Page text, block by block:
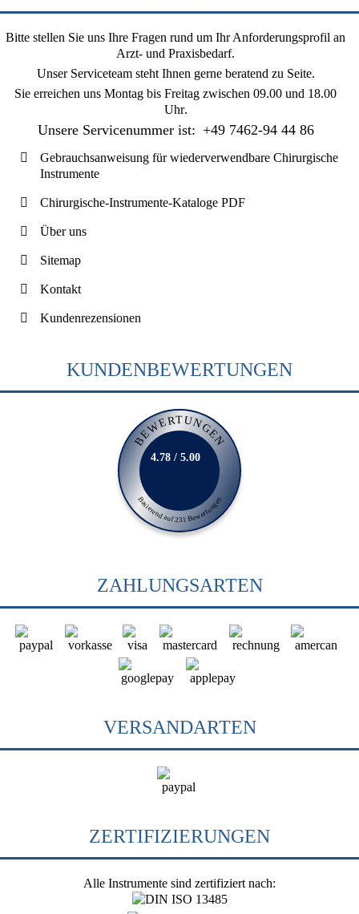
Bitte stellen Sie uns Ihre Fragen rund um Ihr Anforderungsprofil an
Arzt- und Praxisbedarf.
Unser Serviceteam steht Ihnen gerne beratend zu Seite.
Sie erreichen uns Montag bis Freitag zwischen 09.00 und 18.00
Uhr.
Unsere Servicenummer ist: +49 7462-94 44 86
Gebrauchsanweisung für wiederverwendbare Chirurgische
Instrumente
Chirurgische-Instrumente-Kataloge PDF
Über uns
Sitemap
Kontakt
Kundenrezensionen
KUNDENBEWERTUNGEN
BEWERTUNGEN
Basierend auf 231 Bewertungen
4.78 / 5.00
ZAHLUNGSARTEN
VERSANDARTEN
ZERTIFIZIERUNGEN
Alle Instrumente sind zertifiziert nach: